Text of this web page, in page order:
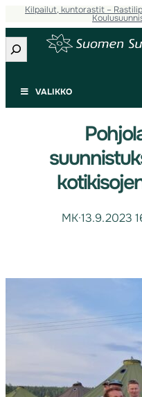
Kilpailut, kuntorastit –
Etsi
VALIKKO
MK·13.9.2023